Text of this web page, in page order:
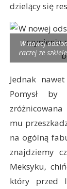
dzielący się
W nowej
raczej ze
Jednak
Pomysł by
mu
na ogólną
znajdziemy
Meksyku,
który przed